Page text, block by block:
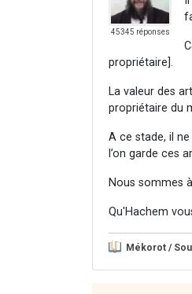
45345 réponses
propriétaire].
La valeur des
propriétaire du
A ce stade, il
l’on garde ces
Nous sommes
Qu'Hachem
Mékorot /